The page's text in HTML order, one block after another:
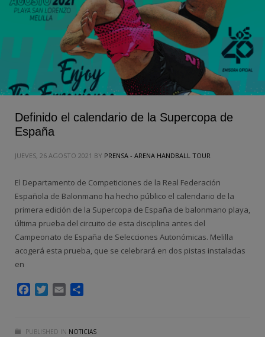
Definido el calendario de la Supercopa de
España
JUEVES, 26 AGOSTO 2021 BY PRENSA - ARENA HANDBALL TOUR
El Departamento de Competiciones de la Real Federación
Española de Balonmano ha hecho público el calendario de la
primera edición de la Supercopa de España de balonmano playa,
última prueba del circuito de esta disciplina antes del
Campeonato de España de Selecciones Autonómicas. Melilla
acogerá esta prueba, que se celebrará en dos pistas instaladas
en
FacebookTwitter
Email
PUBLISHED IN NOTICIAS